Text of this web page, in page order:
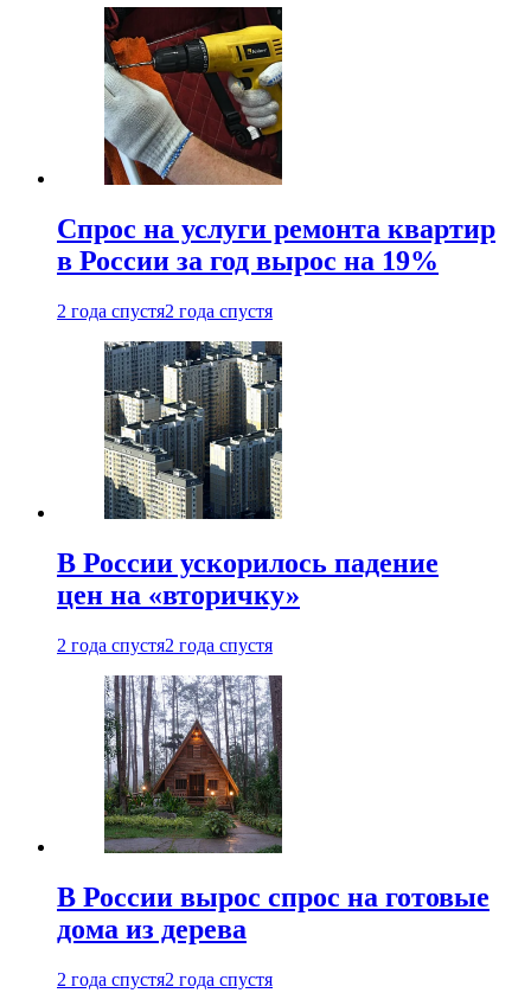
Спрос на услуги ремонта квартир
в России за год вырос на 19%
2 года спустя2 года спустя
В России ускорилось падение
цен на «вторичку»
2 года спустя2 года спустя
В России вырос спрос на готовые
дома из дерева
2 года спустя2 года спустя